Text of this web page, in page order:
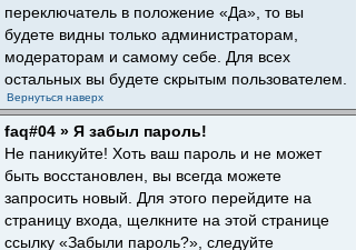
переключатель в положение «Да», то вы
будете видны только администраторам,
модераторам и самому себе. Для всех
остальных вы будете скрытым пользователем.
Вернуться наверх
faq#04 » Я забыл пароль!
Не паникуйте! Хоть ваш пароль и не может
быть восстановлен, вы всегда можете
запросить новый. Для этого перейдите на
страницу входа, щелкните на этой странице
ссылку «Забыли пароль?», следуйте